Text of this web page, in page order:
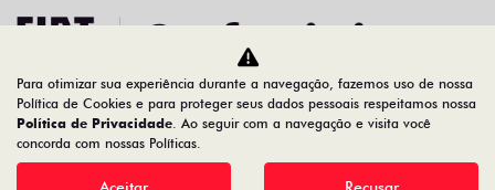
Home Ofertas Toro Freedom 1.3 Turbo Flex 26/27
Para otimizar sua experiência durante a navegação, fazemos uso de nossa
Política de Cookies e para proteger seus dados pessoais respeitamos nossa
Política de Privacidade. Ao seguir com a navegação e visita você
concorda com nossas Políticas.